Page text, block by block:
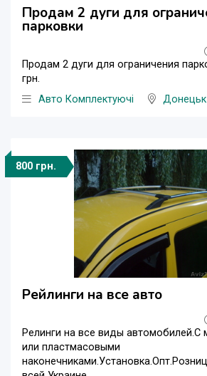
Продам 2 дуги для
парковки
Продам 2 дуги для ограничения
грн.
Авто Комплектуючі
Донецьк
800 грн.
Рейлинги на все авто
Релинги на все виды автомобилей.С
или пластмасовыми